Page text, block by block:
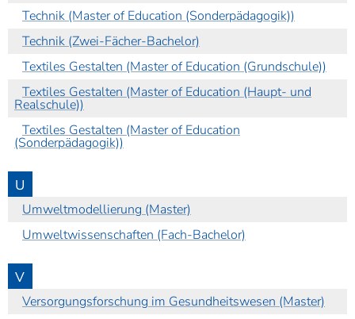
Technik (Master of Education (Sonderpädagogik))
Technik (Zwei-Fächer-Bachelor)
Textiles Gestalten (Master of Education (Grundschule))
Textiles Gestalten (Master of Education (Haupt- und
Realschule))
Textiles Gestalten (Master of Education
(Sonderpädagogik))
U
Umweltmodellierung (Master)
Umweltwissenschaften (Fach-Bachelor)
V
Versorgungsforschung im Gesundheitswesen (Master)